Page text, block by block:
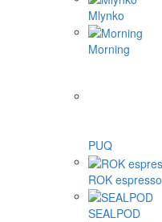
Mlynko
Morning
PUQ
ROK espresso
SEALPOD